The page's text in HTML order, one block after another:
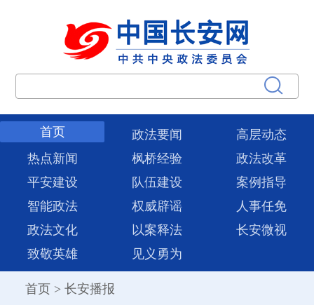
首页 政法要闻
高层动态
热点新闻
枫桥经验
政法改革
平安建设
队伍建设
案例指导
智能政法
权威辟谣
人事任免
政法文化
以案释法
长安微视
致敬英雄
见义勇为
首页 > 长安播报